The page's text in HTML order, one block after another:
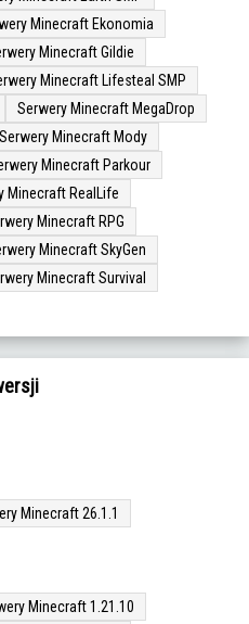
Minecraft Ekonomia
Minecraft Gildie
Minecraft Lifesteal SMP
Serwery Minecraft MegaDrop
Serwery Minecraft Mody
Minecraft Parkour
Minecraft RealLife
Minecraft RPG
Minecraft SkyGen
Minecraft Survival
Minecraft 26.1.1
Minecraft 1.21.10